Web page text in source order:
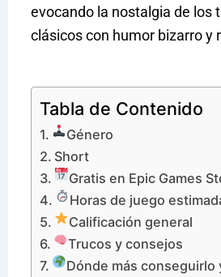
evocando la nostalgia de los
clásicos con humor bizarro y
Tabla de Contenido
Género
Short
Gratis en Epic Games
Horas de juego
Calificación general
Trucos y consejos
Dónde más conseguirlo